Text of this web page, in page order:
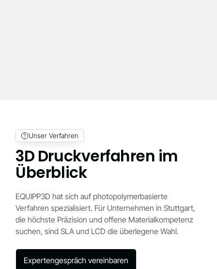
Unser Verfahren
3D Druckverfahren im
Überblick
EQUIPP3D hat sich auf photopolymerbasierte
Verfahren spezialisiert. Für Unternehmen in Stuttgart,
die höchste Präzision und offene Materialkompetenz
suchen, sind SLA und LCD die überlegene Wahl.
Expertengespräch vereinbaren